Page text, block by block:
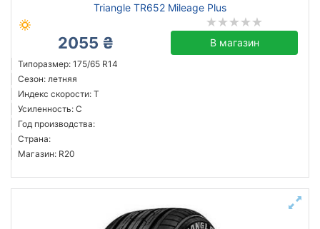
Triangle TR652 Mileage Plus
2055 ₴ В магазин
Типоразмер: 175/65 R14
Сезон: летняя
Индекс скорости: T
Усиленность: C
Год производства:
Страна:
Магазин: R20